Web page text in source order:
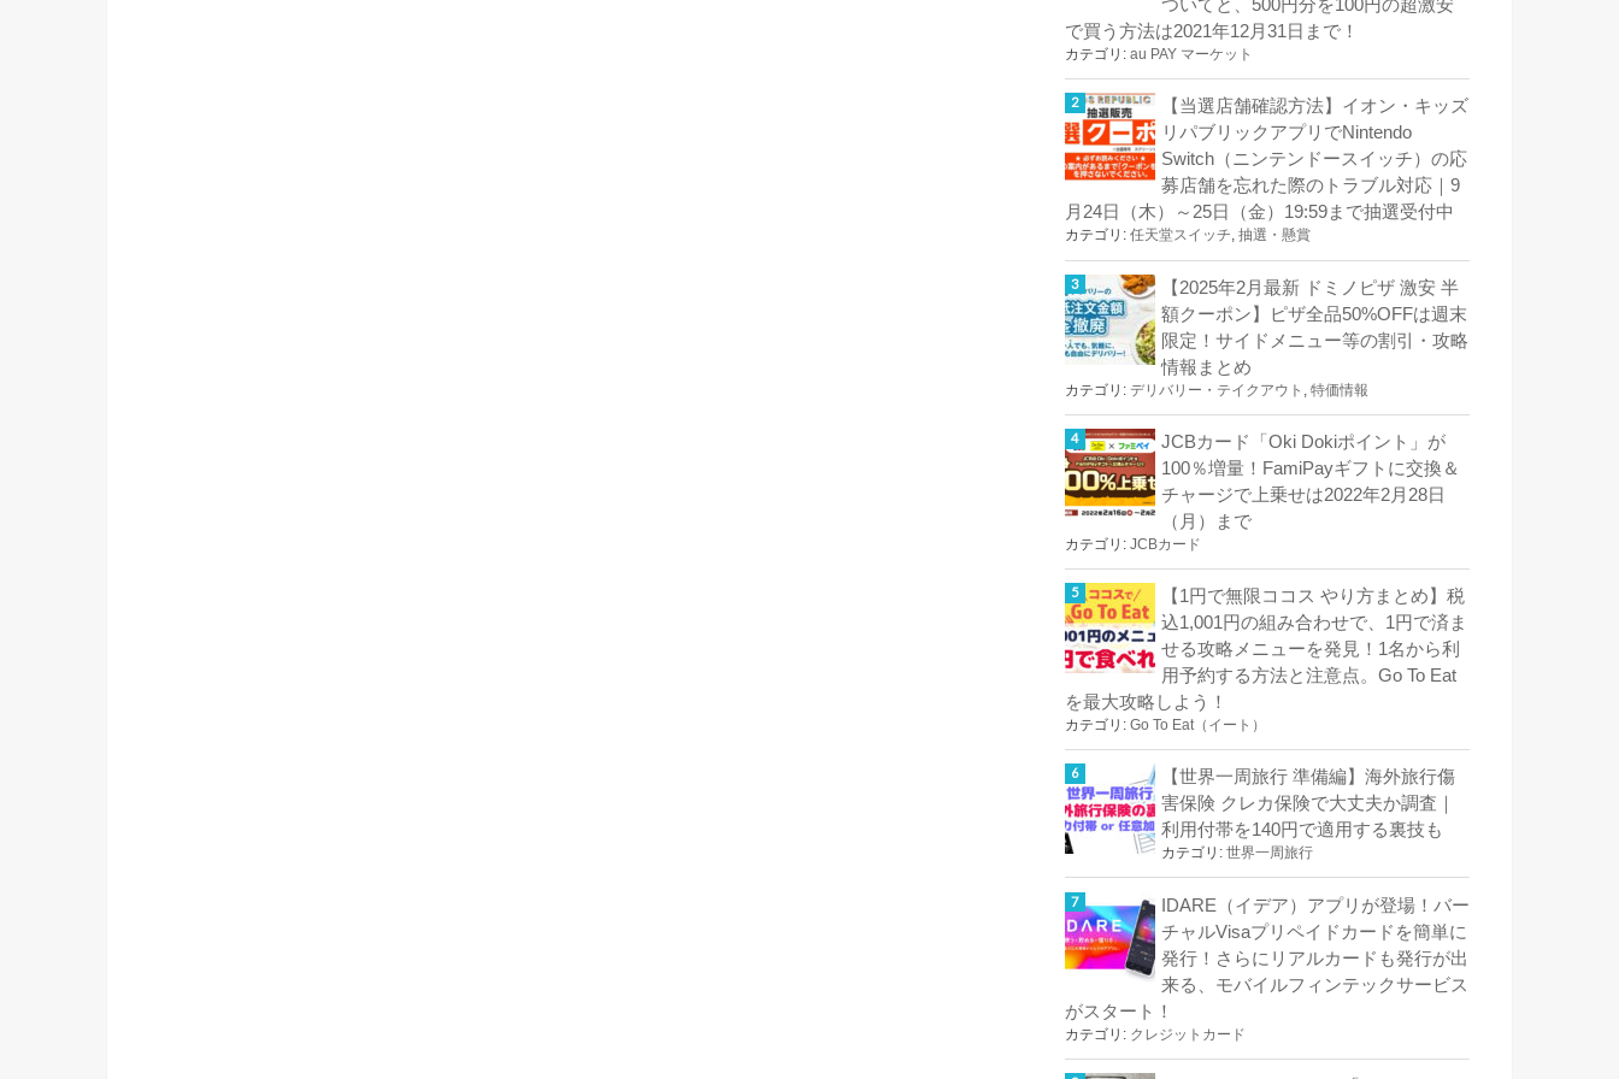
ついてと、500円分を100円の超激安
で買う方法は2021年12月31日まで！
カテゴリ: au PAY マーケット
【当選店舗確認方法】イオン・キッズ
リパブリックアプリでNintendo
Switch（ニンテンドースイッチ）の応
募店舗を忘れた際のトラブル対応｜9
月24日（木）～25日（金）19:59まで抽選受付中
カテゴリ: 任天堂スイッチ, 抽選・懸賞
【2025年2月最新 ドミノピザ 激安 半
額クーポン】ピザ全品50%OFFは週末
限定！サイドメニュー等の割引・攻略
情報まとめ
カテゴリ: デリバリー・テイクアウト 特価情報
JCBカード「Oki Dokiポイント」が
100％増量！FamiPayギフトに交換＆
チャージで上乗せは2022年2月28日
（月）まで
カテゴリ: JCBカード
【1円で無限ココス やり方まとめ】税
込1,001円の組み合わせで、1円で済ま
せる攻略メニューを発見！1名から利
用予約する方法と注意点。Go To Eat
を最大攻略しよう！
カテゴリ: Go To Eat（イート）
【世界一周旅行 準備編】海外旅行傷
害保険 クレカ保険で大丈夫か調査｜
利用付帯を140円で適用する裏技も
カテゴリ: 世界一周旅行
IDARE（イデア）アプリが登場！バー
チャルVisaプリペイドカードを簡単に
発行！さらにリアルカードも発行が出
来る、モバイルフィンテックサービス
がスタート！
カテゴリ: クレジットカード